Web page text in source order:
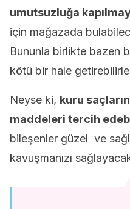
umutsuzluğa
için mağazada
Bununla birlikte bazen
kötü bir hale
Neyse ki, kuru
maddeleri tercih
bileşenler güzel ve
kavuşmanızı